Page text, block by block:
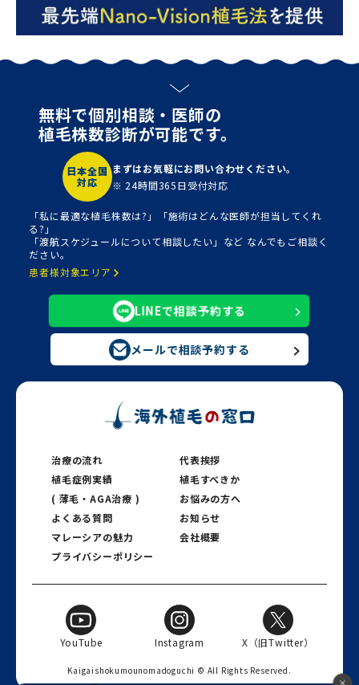
無料で個別相談・医師の
植毛株数診断が可能です。
日本全国
対応
まずはお気軽にお問い合わせください。
※ 24時間365日受付対応
「私に最適な植毛株数は?」「施術はどんな医師が担当してくれ
る?」
「渡航スケジュールについて相談したい」など なんでもご相談く
ださい。
患者様対象エリア
LINEで相談予約する
メールで相談予約する
治療の流れ
代表挨拶
植毛症例実績
( 薄毛・AGA治療 )
植毛すべきか
お悩みの方へ
よくある質問
お知らせ
マレーシアの魅力
会社概要
プライバシーポリシー
YouTube Instagram X（旧Twitter）
Kaigaishokumounomadoguchi © All Rights Reserved.️